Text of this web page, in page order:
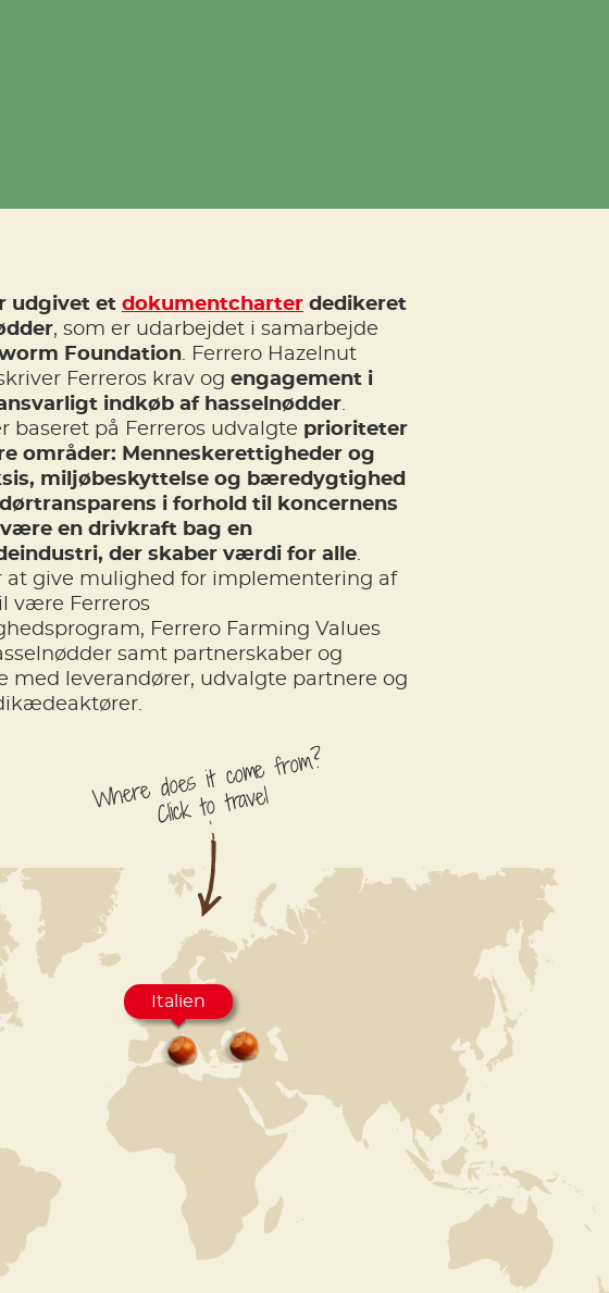
udgivet et dokumentcharter dedikeret
, som er udarbejdet i samarbejde
Foundation. Ferrero Hazelnut
Ferreros krav og engagement i
indkøb af hasselnødder.
baseret på Ferreros udvalgte prioriteter
områder: Menneskerettigheder og
miljøbeskyttelse og bæredygtighed
i forhold til koncernens
en drivkraft bag en
der skaber værdi for alle.
at give mulighed for implementering af
være Ferreros
Ferrero Farming Values
samt partnerskaber og
med leverandører, udvalgte partnere og
Where does it come from?
Click to travel
Italien